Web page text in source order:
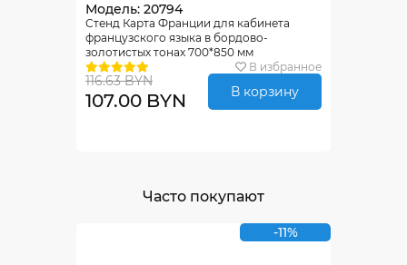
Модель: 20794
Стенд Карта Франции для кабинета
французского языка в бордово-
золотистых тонах 700*850 мм
В избранное
116.63 BYN
107.00 BYN В корзину
Часто покупают
-11%